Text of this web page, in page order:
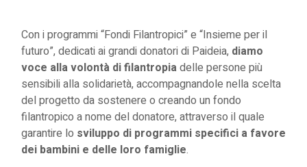
Con i programmi “Fondi Filantropici” e “Insieme per il
futuro”, dedicati ai grandi donatori di Paideia, diamo
voce alla volontà di filantropiadelle persone più
sensibili alla solidarietà, accompagnandole nella scelta
del progetto da sostenere o creando un fondo
filantropico a nome del donatore, attraverso il quale
garantire lo sviluppo di programmi specifici a favore
dei bambini e delle loro famiglie.